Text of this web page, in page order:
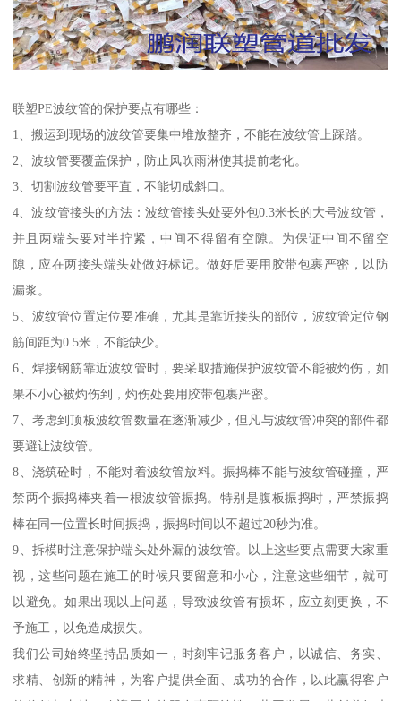
联塑PE波纹管的保护要点有哪些：
1、搬运到现场的波纹管要集中堆放整齐，不能在波纹管上踩踏。
2、波纹管要覆盖保护，防止风吹雨淋使其提前老化。
3、切割波纹管要平直，不能切成斜口。
4、波纹管接头的方法：波纹管接头处要外包0.3米长的大号波纹管，
并且两端头要对半拧紧，中间不得留有空隙。为保证中间不留空
隙，应在两接头端头处做好标记。做好后要用胶带包裹严密，以防
漏浆。
5、波纹管位置定位要准确，尤其是靠近接头的部位，波纹管定位钢
筋间距为0.5米，不能缺少。
6、焊接钢筋靠近波纹管时，要采取措施保护波纹管不能被灼伤，如
果不小心被灼伤到，灼伤处要用胶带包裹严密。
7、考虑到顶板波纹管数量在逐渐减少，但凡与波纹管冲突的部件都
要避让波纹管。
8、浇筑砼时，不能对着波纹管放料。振捣棒不能与波纹管碰撞，严
禁两个振捣棒夹着一根波纹管振捣。特别是腹板振捣时，严禁振捣
棒在同一位置长时间振捣，振捣时间以不超过20秒为准。
9、拆模时注意保护端头处外漏的波纹管。以上这些要点需要大家重
视，这些问题在施工的时候只要留意和小心，注意这些细节，就可
以避免。如果出现以上问题，导致波纹管有损坏，应立刻更换，不
予施工，以免造成损失。
我们公司始终坚持品质如一，时刻牢记服务客户，以诚信、务实、
求精、创新的精神，为客户提供全面、成功的合作，以此赢得客户